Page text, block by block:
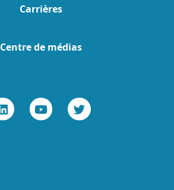
Carrières
Centre de médias